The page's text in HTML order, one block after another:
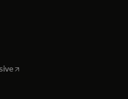
un nouvel onglet
dans un nouvel onglet
dans un nouvel onglet
s’ouvre dans un nouvel